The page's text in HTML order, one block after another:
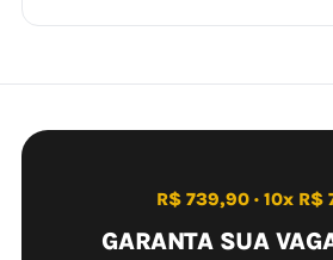
R$ 739,90 · 10x R$
GARANTA SUA